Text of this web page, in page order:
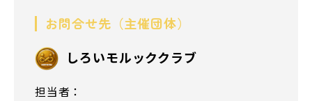
お問合せ先（主催団体）
しろいモルッククラブ
担当者：